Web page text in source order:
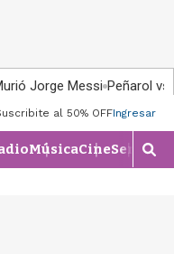
Jorge Messi Peñarol
al 50% OFFIngresar
MúsicaCineSeries
M
o